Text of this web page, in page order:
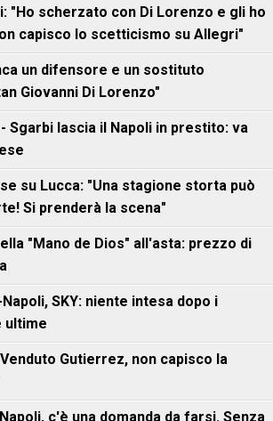
"Ho scherzato con Di Lorenzo e gli ho
capisco lo scetticismo su Allegri"
un difensore e un sostituto
Giovanni Di Lorenzo"
- Sgarbi lascia il Napoli in prestito: va
su Lucca: "Una stagione storta può
Si prenderà la scena"
"Mano de Dios" all'asta: prezzo di
SKY: niente intesa dopo i
ultime
Gutierrez, non capisco la
c'è una domanda da farsi. Senza